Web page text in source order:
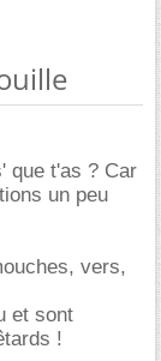
que t'as ? Car
un peu
vers,
et sont
!